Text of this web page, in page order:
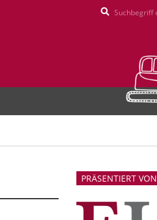
PRÄSENTIERT VON